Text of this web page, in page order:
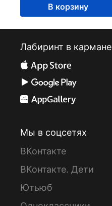
В корзину
Лабиринт в кармане
Мы в соцсетях
ВКонтакте
ВКонтакте. Дети
Ютьюб